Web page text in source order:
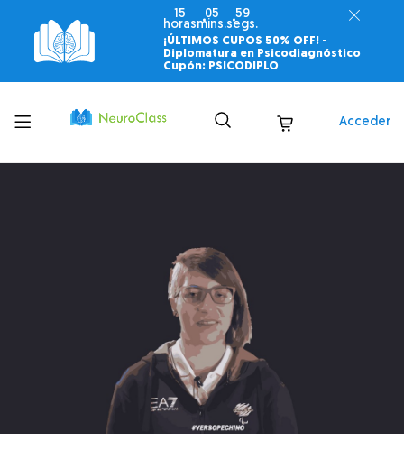
15
horas
05
mins.
58
segs.
¡ÚLTIMOS CUPOS 50% OFF! -
Diplomatura en Psicodiagnóstico
Cupón: PSICODIPLO
Toggle
menu
Acceder